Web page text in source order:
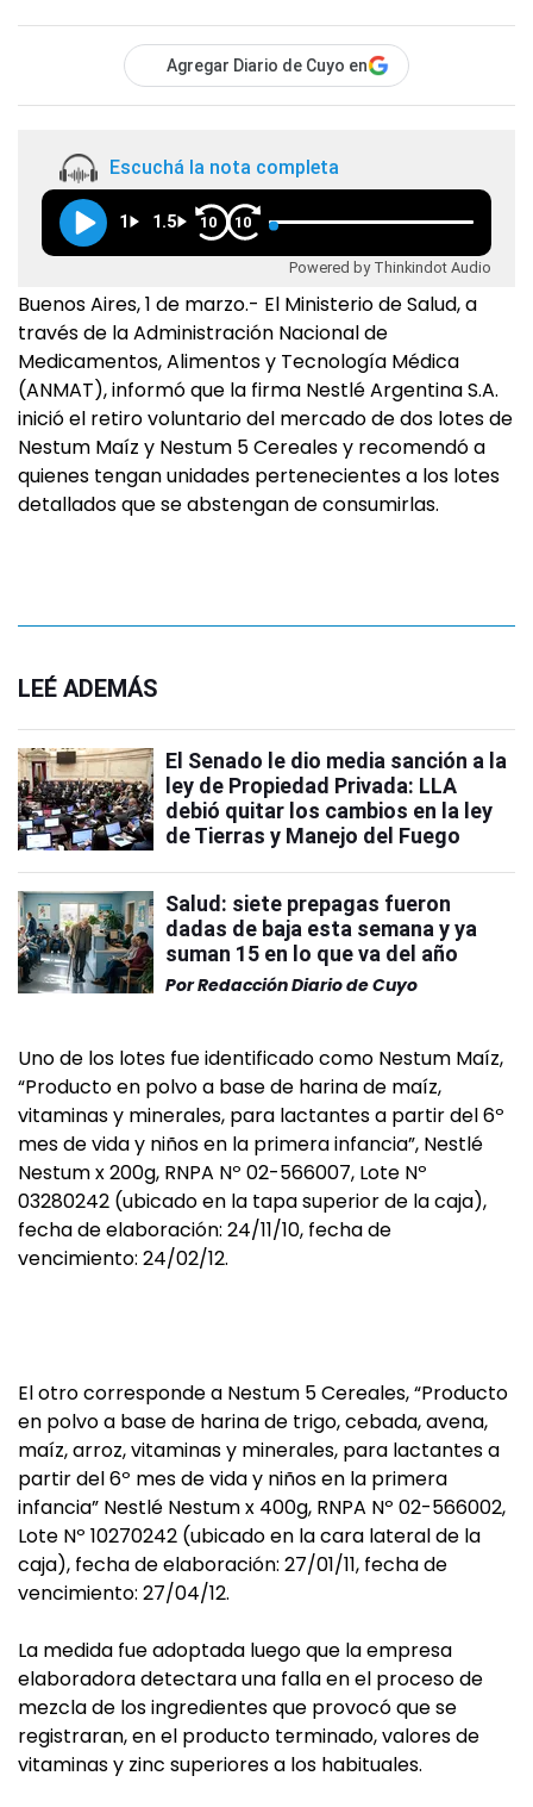
Agregar Diario de Cuyo en
Escuchá la nota completa
1 1.5 10 10
Powered by Thinkindot Audio
Buenos Aires, 1 de marzo.- El Ministerio de Salud, a
través de la Administración Nacional de
Medicamentos, Alimentos y Tecnología Médica
(ANMAT), informó que la firma Nestlé Argentina S.A.
inició el retiro voluntario del mercado de dos lotes de
Nestum Maíz y Nestum 5 Cereales y recomendó a
quienes tengan unidades pertenecientes a los lotes
detallados que se abstengan de consumirlas.
LEÉ ADEMÁS
El Senado le dio media sanción a la
ley de Propiedad Privada: LLA
debió quitar los cambios en la ley
de Tierras y Manejo del Fuego
Salud: siete prepagas fueron
dadas de baja esta semana y ya
suman 15 en lo que va del año
PorRedacción Diario de Cuyo
Uno de los lotes fue identificado como Nestum Maíz,
“Producto en polvo a base de harina de maíz,
vitaminas y minerales, para lactantes a partir del 6º
mes de vida y niños en la primera infancia”, Nestlé
Nestum x 200g, RNPA Nº 02-566007, Lote Nº
03280242 (ubicado en la tapa superior de la caja),
fecha de elaboración: 24/11/10, fecha de
vencimiento: 24/02/12.
El otro corresponde a Nestum 5 Cereales, “Producto
en polvo a base de harina de trigo, cebada, avena,
maíz, arroz, vitaminas y minerales, para lactantes a
partir del 6º mes de vida y niños en la primera
infancia” Nestlé Nestum x 400g, RNPA Nº 02-566002,
Lote Nº 10270242 (ubicado en la cara lateral de la
caja), fecha de elaboración: 27/01/11, fecha de
vencimiento: 27/04/12.
La medida fue adoptada luego que la empresa
elaboradora detectara una falla en el proceso de
mezcla de los ingredientes que provocó que se
registraran, en el producto terminado, valores de
vitaminas y zinc superiores a los habituales.